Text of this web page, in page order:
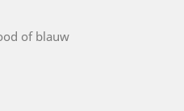
of blauw